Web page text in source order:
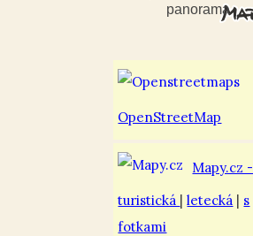
panorama
OpenStreetMap
Mapy.cz -
turistická |letecká | s
fotkami